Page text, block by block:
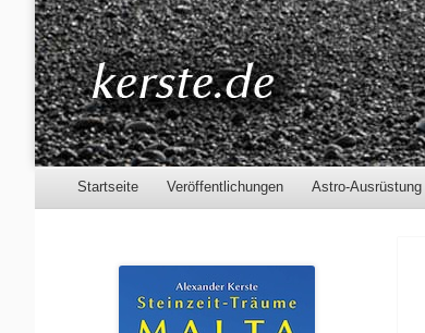
Menu
Skip to content
Startseite Veröffentlichungen Astro-Ausrüstung